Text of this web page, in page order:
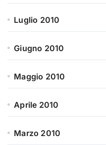
Luglio 2010
Giugno 2010
Maggio 2010
Aprile 2010
Marzo 2010